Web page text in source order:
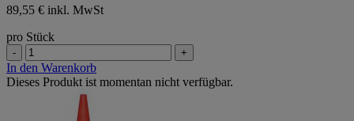
89,55 € inkl. MwSt
pro Stück
- +
In den Warenkorb
Dieses Produkt ist momentan nicht verfügbar.